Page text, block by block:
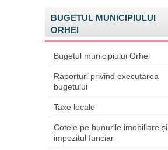
BUGETUL MUNICIPIULUI
ORHEI
Bugetul municipiului Orhei
Raporturi privind executarea
bugetului
Taxe locale
Cotele pe bunurile imobiliare și
impozitul funciar